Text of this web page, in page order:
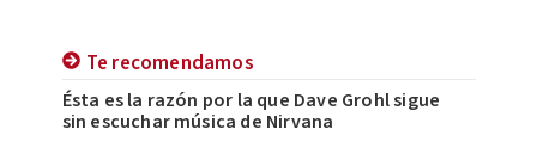
Te recomendamos
Ésta es la razón por la que Dave Grohl sigue
sin escuchar música de Nirvana